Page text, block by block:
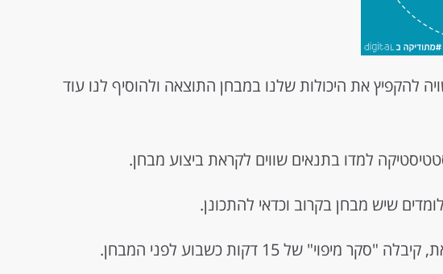
15 דקות עשויה להקפיץ את היכולות שלנו במבחן התוצאה ולהוסיף לנו עוד
למדו בתנאים שווים לקראת ביצוע מבחן.
שיש מבחן בקרוב וכדאי להתכונן.
של 15 דקות כשבוע לפני המבחן.